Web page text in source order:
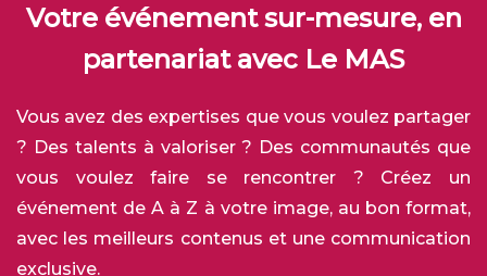
Votre événement sur-mesure, en
partenariat avec Le MAS
Vous avez des expertises que vous voulez partager
? Des talents à valoriser ? Des communautés que
vous voulez faire se rencontrer ? Créez un
événement de A à Z à votre image, au bon format,
avec les meilleurs contenus et une communication
exclusive.